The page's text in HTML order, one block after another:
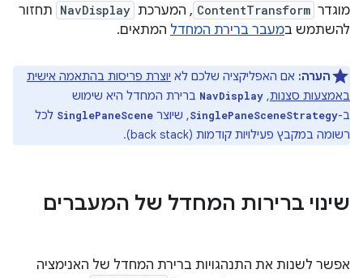
מוגדר ContentTransform , המערכת NavDisplay תחזור
להשתמש במעבר ברירת המחדל המתאים.
הערה: אם האפליקציה שלכם לא יוצרת פריסות בהתאמה אישית
באמצעות סצנות,
NavDisplay ברירת המחדל היא שימוש
ב-SinglePaneSceneStrategy, שיוצר SinglePaneScene לכל
רשומה במקבץ פעילויות קודמות (back stack).
שינוי ברירות המחדל של המעברים
אפשר לשנות את התנהגויות ברירת המחדל של האנימציה